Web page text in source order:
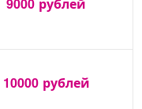
10000 рублей